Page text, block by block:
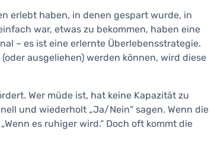
erlebt haben, in denen gespart wurde, in
war, etwas zu bekommen, haben eine
– es ist eine erlernte Überlebensstrategie.
ausgeliehen) werden können, wird diese
Wer müde ist, hat keine Kapazität zu
und wiederholt „Ja/Nein“ sagen. Wenn die
es ruhiger wird.“ Doch oft kommt die